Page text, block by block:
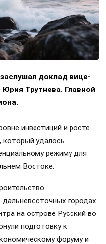
доклад вице-
Трутнева. Главной
инвестиций и росте
который удалось
режиму для
Востоке.
городах
на острове Русский во
подготовку к
форуму и